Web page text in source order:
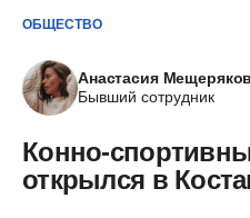
ОБЩЕСТВО
Анастасия
Бывший сотрудник
Конно-
открылся в